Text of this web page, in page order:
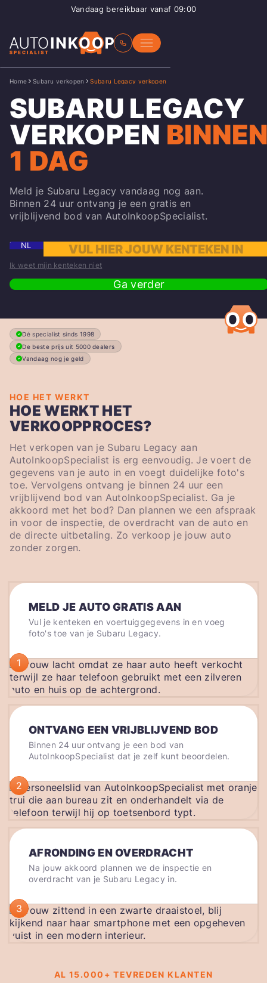
Vandaag bereikbaar vanaf 09:00
Home Subaru verkopen Subaru Legacy verkopen
SUBARU LEGACY
VERKOPEN
1 DAG
Meld je Subaru Legacy vandaag nog aan.
Binnen 24 uur ontvang je een gratis en
vrijblijvend bod van AutoInkoopSpecialist.
NL
Ik weet mijn kenteken niet
Ga verder
Dé specialist sinds 1998
De beste prijs uit 5000 dealers
Vandaag nog je geld
HOE HET WERKT
HOE WERKT HET
VERKOOPPROCES?
Het verkopen van je Subaru Legacy aan
AutoInkoopSpecialist is erg eenvoudig. Je voert de
gegevens van je auto in en voegt duidelijke foto's
toe. Vervolgens ontvang je binnen 24 uur een
vrijblijvend bod van AutoInkoopSpecialist. Ga je
akkoord met het bod? Dan plannen we een afspraak
in voor de inspectie, de overdracht van de auto en
de directe uitbetaling. Zo verkoop je jouw auto
zonder zorgen.
MELD JE AUTO GRATIS AAN
Vul je kenteken en voertuiggegevens in en voeg
foto's toe van je Subaru Legacy.
1
ONTVANG EEN VRIJBLIJVEND BOD
Binnen 24 uur ontvang je een bod van
AutoInkoopSpecialist dat je zelf kunt beoordelen.
2
AFRONDING EN OVERDRACHT
Na jouw akkoord plannen we de inspectie en
overdracht van je Subaru Legacy in.
3
AL 15.000+ TEVREDEN KLANTEN